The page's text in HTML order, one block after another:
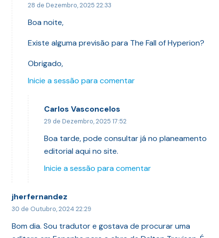
28 de Dezembro, 2025 22:33
Boa noite,
Existe alguma previsão para The Fall of Hyperion?
Obrigado,
Inicie a sessão para comentar
Carlos Vasconcelos
29 de Dezembro, 2025 17:52
Boa tarde, pode consultar já no planeamento
editorial aqui no site.
Inicie a sessão para comentar
jherfernandez
30 de Outubro, 2024 22:29
Bom dia. Sou tradutor e gostava de procurar uma